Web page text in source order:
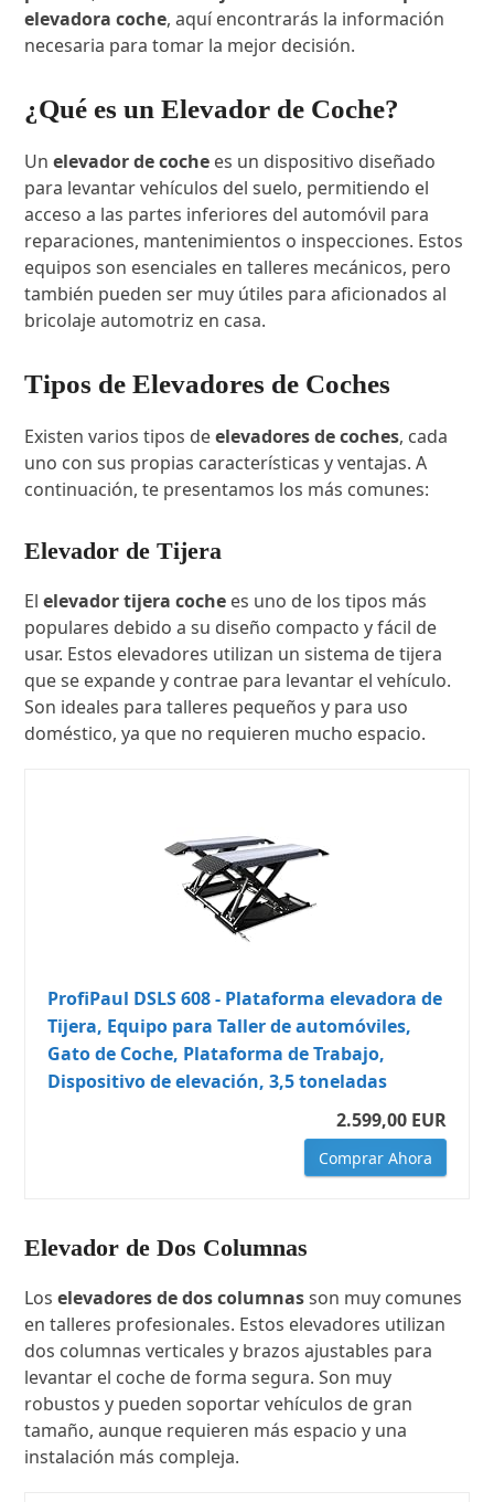
elevadora coche, aquí encontrarás la información
necesaria para tomar la mejor decisión.
¿Qué es un Elevador de Coche?
Unelevador de coche es un dispositivo diseñado
para levantar vehículos del suelo, permitiendo el
acceso a las partes inferiores del automóvil para
reparaciones, mantenimientos o inspecciones. Estos
equipos son esenciales en talleres mecánicos, pero
también pueden ser muy útiles para aficionados al
bricolaje automotriz en casa.
Tipos de Elevadores de Coches
Existen varios tipos deelevadores de coches, cada
uno con sus propias características y ventajas. A
continuación, te presentamos los más comunes:
Elevador de Tijera
Elelevador tijera coche es uno de los tipos más
populares debido a su diseño compacto y fácil de
usar. Estos elevadores utilizan un sistema de tijera
que se expande y contrae para levantar el vehículo.
Son ideales para talleres pequeños y para uso
doméstico, ya que no requieren mucho espacio.
ProfiPaul DSLS 608 - Plataforma elevadora de
Tijera, Equipo para Taller de automóviles,
Gato de Coche, Plataforma de Trabajo,
Dispositivo de elevación, 3,5 toneladas
2.599,00 EUR
Comprar Ahora
Elevador de Dos Columnas
Loselevadores de dos columnasson muy comunes
en talleres profesionales. Estos elevadores utilizan
dos columnas verticales y brazos ajustables para
levantar el coche de forma segura. Son muy
robustos y pueden soportar vehículos de gran
tamaño, aunque requieren más espacio y una
instalación más compleja.